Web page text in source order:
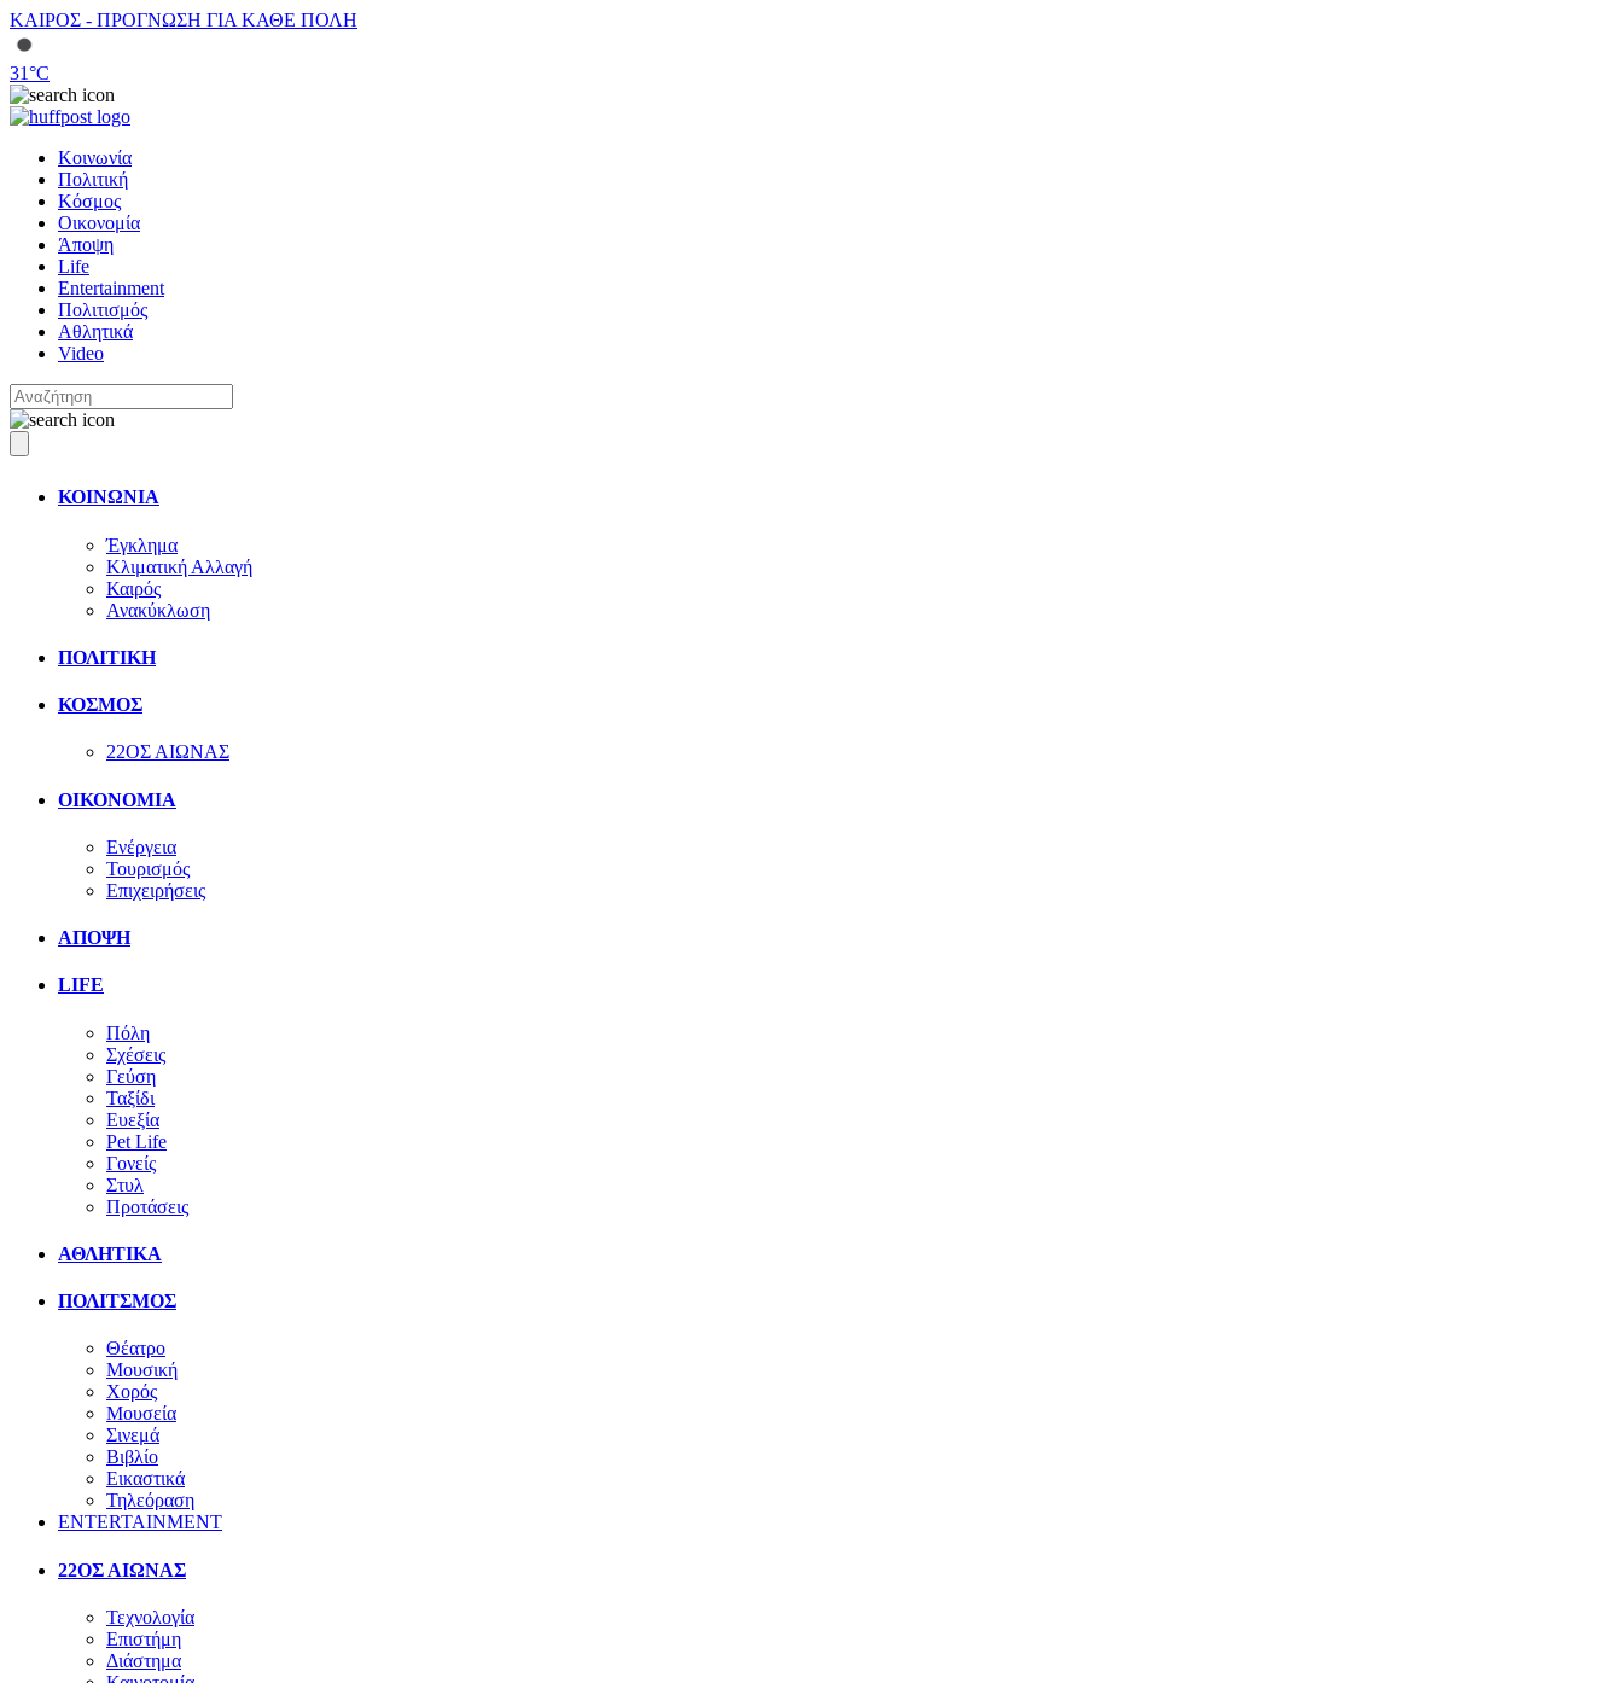
ΚΑΙΡΟΣ - ΠΡΟΓΝΩΣΗ ΓΙΑ ΚΑΘΕ ΠΟΛΗ
31°C
Κοινωνία
Πολιτική
Κόσμος
Οικονομία
Άποψη
Life
Entertainment
Πολιτισμός
Αθλητικά
Video
ΚΟΙΝΩΝΙΑ
Έγκλημα
Κλιματική Αλλαγή
Καιρός
Ανακύκλωση
ΠΟΛΙΤΙΚΗ
ΚΟΣΜΟΣ
22ΟΣ ΑΙΩΝΑΣ
ΟΙΚΟΝΟΜΙΑ
Ενέργεια
Τουρισμός
Επιχειρήσεις
ΑΠΟΨΗ
LIFE
Πόλη
Σχέσεις
Γεύση
Ταξίδι
Ευεξία
Pet Life
Γονείς
Στυλ
Προτάσεις
ΑΘΛΗΤΙΚΑ
ΠΟΛΙΤΣΜΟΣ
Θέατρο
Μουσική
Χορός
Μουσεία
Σινεμά
Βιβλίο
Εικαστικά
Τηλεόραση
ENTERTAINMENT
22ΟΣ ΑΙΩΝΑΣ
Τεχνολογία
Επιστήμη
Διάστημα